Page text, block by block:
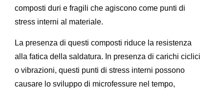
composti duri e fragili che agiscono come punti di
stress interni al materiale.
La presenza di questi composti riduce la resistenza
alla fatica della saldatura. In presenza di carichi ciclici
o vibrazioni, questi punti di stress interni possono
causare lo sviluppo di microfessure nel tempo,